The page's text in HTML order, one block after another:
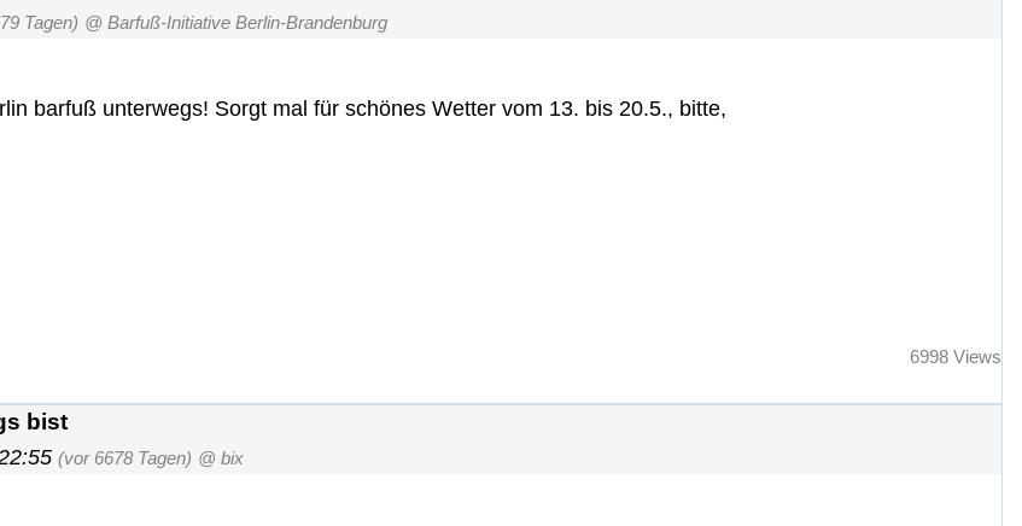
Tagen) @ Barfuß-Initiative Berlin-Brandenburg
barfuß unterwegs! Sorgt mal für schönes Wetter vom 13. bis 20.5., bitte,
6998 Views
bist
(vor 6678 Tagen) @ bix